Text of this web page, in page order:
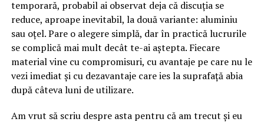
temporară, probabil ai observat deja că discuția se
reduce, aproape inevitabil, la două variante: aluminiu
sau oțel. Pare o alegere simplă, dar în practică lucrurile
se complică mai mult decât te-ai aștepta. Fiecare
material vine cu compromisuri, cu avantaje pe care nu le
vezi imediat și cu dezavantaje care ies la suprafață abia
după câteva luni de utilizare.
Am vrut să scriu despre asta pentru că am trecut și eu